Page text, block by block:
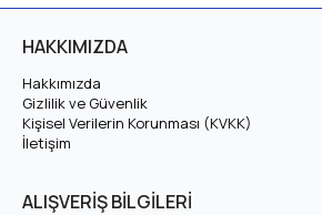
ion) bataryapaketidir. RKS DC15 Batarya
özellikleri, avantajları ve uyumluluk
bulabilirsiniz.
HAKKIMIZDA
Hakkımızda
Gizlilik ve Güvenlik
Kişisel Verilerin Korunması (KVKK)
İletişim
ALIŞVERİŞ BİLGİLERİ